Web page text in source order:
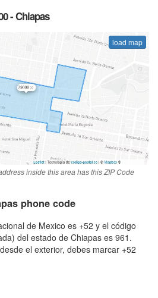
- Chiapas
load map
inside this area has this ZIP Code
phone code
de Mexico es +52 y el código
del estado de Chiapas es 961.
el exterior, debes marcar +52